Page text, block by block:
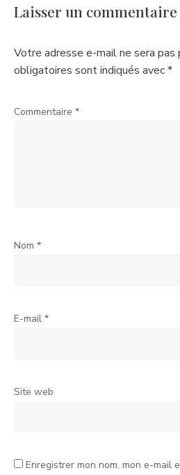
Laisser un commentaire
Votre adresse e-mail ne sera pas
obligatoires sont indiqués avec*
Commentaire *
Nom *
E-mail *
Site web
Enregistrer mon nom, mon e-mail